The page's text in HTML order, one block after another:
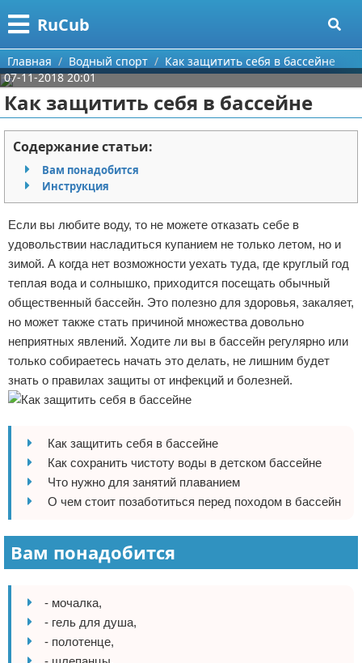
RuCub
Меню
Главная
Категории
Аэробика
Разное про спорт
Баскетбол
Бодибилдинг
Конный спорт
Экстримальный спорт
Футбол
Боевые виды искусства
Теннис
Легкая атлетика
Похудание
Йога и пилатес
Хоккей
Поиск
О проекте
Контакты
Сотрудничество
Размещение рекламы
Для правообладателей
Условия предоставления информации
Отказ от ответственности
Главная Водный спорт
Как защитить себя в бассейне
07-11-2018 20:01
Как защитить себя в бассейне
Содержание статьи:
Вам понадобится
Инструкция
Если вы любите воду, то не можете отказать себе в
удовольствии насладиться купанием не только летом, но и
зимой. А когда нет возможности уехать туда, где круглый год
теплая вода и солнышко, приходится посещать обычный
общественный бассейн. Это полезно для здоровья, закаляет,
но может также стать причиной множества довольно
неприятных явлений. Ходите ли вы в бассейн регулярно или
только собираетесь начать это делать, не лишним будет
знать о правилах защиты от инфекций и болезней.
Как защитить себя в бассейне
Как сохранить чистоту воды в детском бассейне
Что нужно для занятий плаванием
О чем стоит позаботиться перед походом в бассейн
Вам понадобится
- мочалка,
- гель для душа,
- полотенце,